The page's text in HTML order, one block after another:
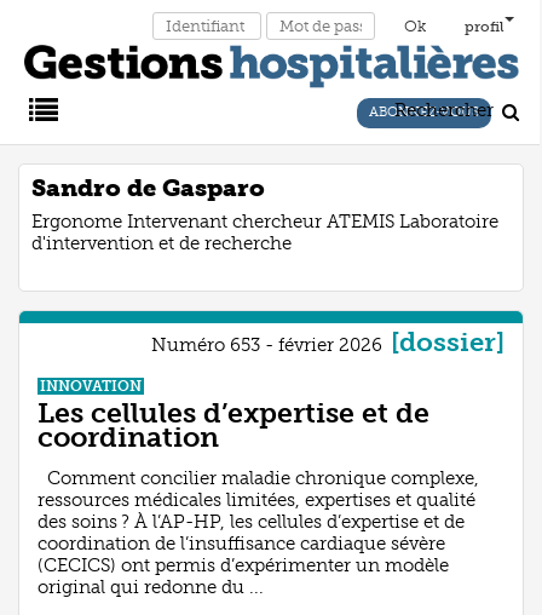
profil
Main
Menu
ABONNEZ-VOUS
Rechercher
Sandro de Gasparo
Ergonome Intervenant chercheur ATEMIS Laboratoire
d'intervention et de recherche
Numéro 653 - février 2026 [dossier]
INNOVATION
Les cellules d’expertise et de
coordination
Comment concilier maladie chronique complexe,
ressources médicales limitées, expertises et qualité
des soins ? À l’AP-HP, les cellules d’expertise et de
coordination de l’insuffisance cardiaque sévère
(CECICS) ont permis d’expérimenter un modèle
original qui redonne du ...